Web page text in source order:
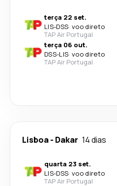
terça 22 set.
LIS-DSS· voo direto
TAP Air Portugal
terça 06 out.
DSS-LIS· voo direto
TAP Air Portugal
Lisboa- Dakar 14 dias
quarta 23 set.
LIS-DSS· voo direto
TAP Air Portugal